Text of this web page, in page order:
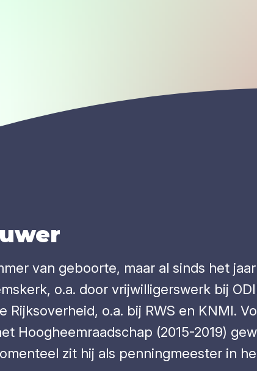
van geboorte, maar al sinds het
o.a. door vrijwilligerswerk bij
Rijksoverheid, o.a. bij RWS en KNMI.
Hoogheemraadschap (2015-2019)
zit hij als penningmeester in